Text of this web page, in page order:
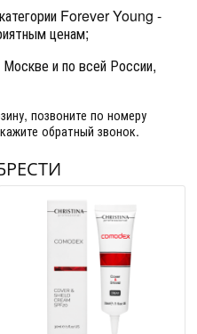
Forever Young -
ценам;
и по всей России,
позвоните по номеру
обратный звонок.